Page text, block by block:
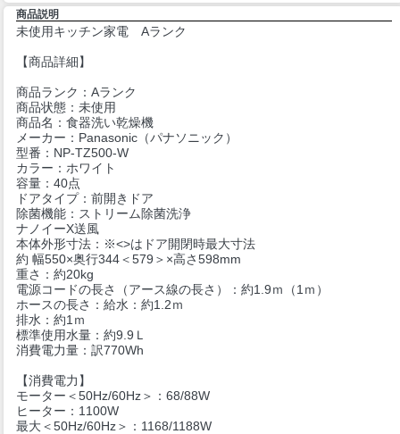
商品説明
未使用キッチン家電 Aランク
【商品詳細】
商品ランク：Aランク
商品状態：未使用
商品名：食器洗い乾燥機
メーカー：Panasonic（パナソニック）
型番：NP-TZ500-W
カラー：ホワイト
容量：40点
ドアタイプ：前開きドア
除菌機能：ストリーム除菌洗浄
ナノイーX送風
本体外形寸法：※<>はドア開閉時最大寸法
約 幅550×奥行344＜579＞×高さ598mm
重さ：約20kg
電源コードの長さ（アース線の長さ）：約1.9ｍ（1ｍ）
ホースの長さ：給水：約1.2ｍ
排水：約1ｍ
標準使用水量：約9.9Ｌ
消費電力量：訳770Wh
【消費電力】
モーター＜50Hz/60Hz＞：68/88W
ヒーター：1100W
最大＜50Hz/60Hz＞：1168/1188W